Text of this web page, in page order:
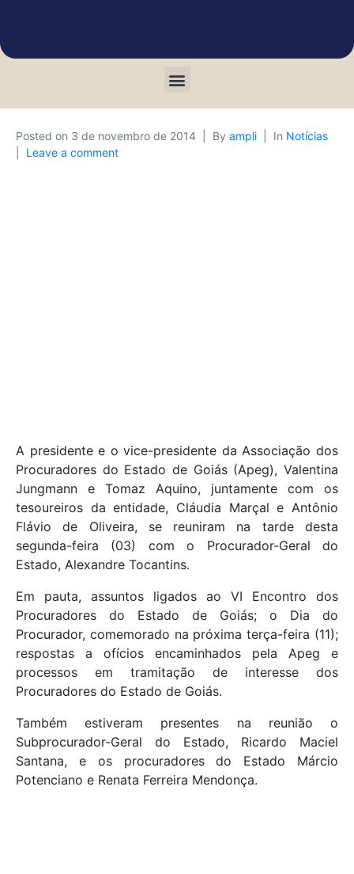
Posted on 3 de novembro de 2014 By ampli In Notícias
Leave a comment
A presidente e o vice-presidente da Associação dos
Procuradores do Estado de Goiás (Apeg), Valentina
Jungmann e Tomaz Aquino, juntamente com os
tesoureiros da entidade, Cláudia Marçal e Antônio
Flávio de Oliveira, se reuniram na tarde desta
segunda-feira (03) com o Procurador-Geral do
Estado, Alexandre Tocantins.
Em pauta, assuntos ligados ao VI Encontro dos
Procuradores do Estado de Goiás; o Dia do
Procurador, comemorado na próxima terça-feira (11);
respostas a ofícios encaminhados pela Apeg e
processos em tramitação de interesse dos
Procuradores do Estado de Goiás.
Também estiveram presentes na reunião o
Subprocurador-Geral do Estado, Ricardo Maciel
Santana, e os procuradores do Estado Márcio
Potenciano e Renata Ferreira Mendonça.